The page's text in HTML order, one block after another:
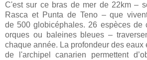
C'est sur ce bras de mer de 22km –
Rasca et Punta de Teno – que
de 500 globicéphales. 26 espèces de
orques ou baleines bleues –
chaque année. La profondeur des eaux
de l'archipel canarien permettent